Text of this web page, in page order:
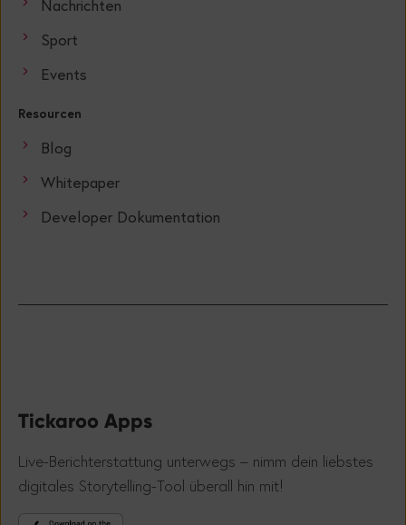
Nachrichten
Sport
Events
Resourcen
Blog
Whitepaper
Developer Dokumentation
Tickaroo Apps
Live-Berichterstattung unterwegs – nimm dein liebstes
digitales Storytelling-Tool überall hin mit!